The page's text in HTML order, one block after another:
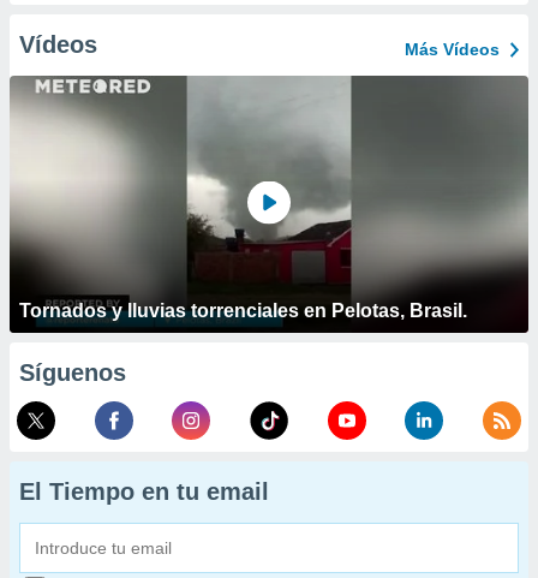
Vídeos Más Vídeos
Tornados y lluvias torrenciales en Pelotas, Brasil.
Síguenos
El Tiempo en tu email